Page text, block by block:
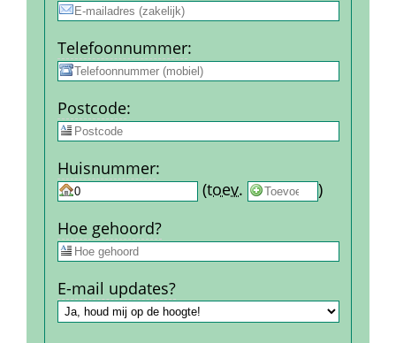
Telefoon­nummer:
Post­code:
Huis­nummer:
(toev.
)
Hoe gehoord?
E-mail updates?